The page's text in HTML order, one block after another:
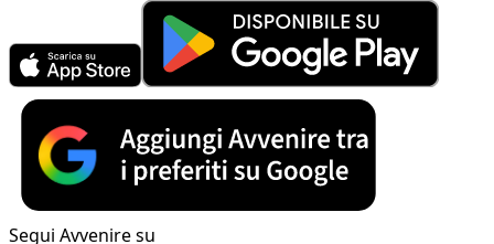
Segui Avvenire su